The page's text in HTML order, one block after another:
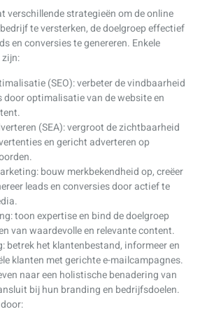
verschillende strategieën om de online
te versterken, de doelgroep effectief
en conversies te genereren. Enkele
(SEO): verbeter de vindbaarheid
door optimalisatie van de website en
(SEA): vergroot de zichtbaarheid
en gericht adverteren op
bouw merkbekendheid op, creëer
leads en conversies door actief te
toon expertise en bind de doelgroep
van waardevolle en relevante content.
betrek het klantenbestand, informeer en
klanten met gerichte e-mailcampagnes.
naar een holistische benadering van
bij hun branding en bedrijfsdoelen.